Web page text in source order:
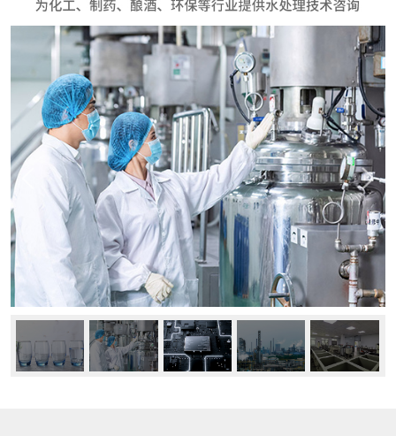
公司动态 行业资讯 常见问题